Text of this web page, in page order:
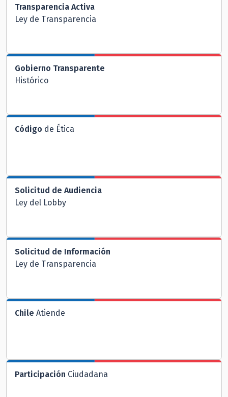
Transparencia Activa
Ley de Transparencia
Gobierno Transparente
Histórico
Código de Ética
Solicitud de Audiencia
Ley del Lobby
Solicitud de Información
Ley de Transparencia
Chile Atiende
Participación Ciudadana